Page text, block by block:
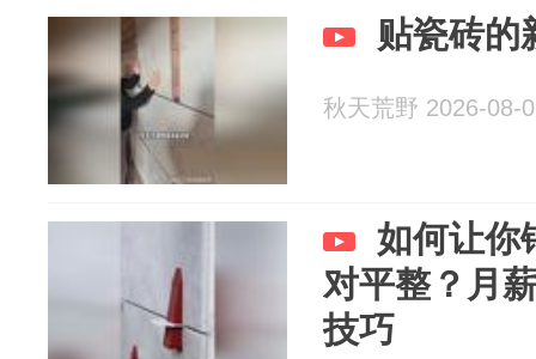
贴瓷砖的
秋天荒野 2026-08-
如何让你
对平整？月
技巧